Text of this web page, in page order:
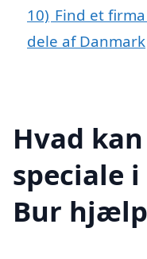
10) Find et
dele af Danmark
Hvad
speciale
Bur